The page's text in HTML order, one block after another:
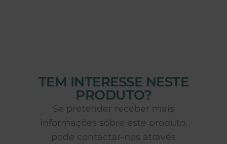
TEM INTERESSE NESTE
PRODUTO?
Se pretender receber mais
informações sobre este produto,
pode contactar-nos através